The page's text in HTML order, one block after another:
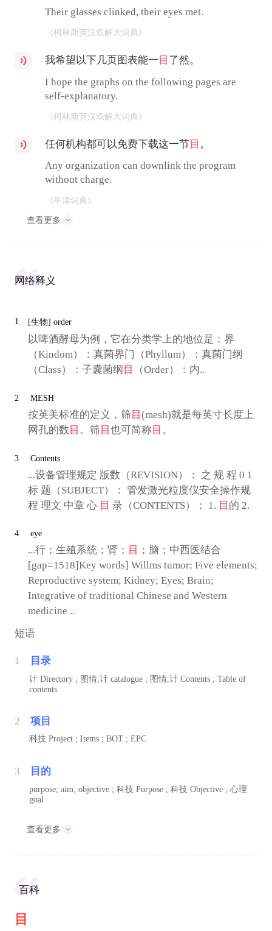
Their glasses clinked, their eyes met.
《柯林斯英汉双解大词典》
我希望以下几页图表能一 目 了然。
I hope the graphs on the following pages are
self-explanatory.
《柯林斯英汉双解大词典》
任何机构都可以免费下载这一节目 。
Any organization can downlink the program
without charge.
《牛津词典》
查看更多
网络释义
1 [生物] order
以啤酒酵母为例，它在分类学上的地位是：界
（Kindom）：真菌界门（Phyllum）：真菌门纲
（Class）：子囊菌纲 目 （Order）：内..
2 MESH
按英美标准的定义，筛目 (mesh)就是每英寸长度上
网孔的数 目 。筛目 也可简称目 。
3 Contents
...设备管理规定 版数（REVISION）： 之 规 程 0 1
标 题（SUBJECT）： 管发激光粒度仪安全操作规
程 理文 中章 心 目 录（CONTENTS）： 1. 目 的 2.
4 eye
...行；生殖系统；肾； 目 ；脑；中西医结合
[gap=1518]Key words] Willms tumor; Five elements;
Reproductive system; Kidney; Eyes; Brain;
Integrative of traditional Chinese and Western
medicine ..
短语
1 目录
计 Directory ; 图情,计 catalogue ; 图情,计 Contents ; Table of
contents
2 项目
科技 Project ; Items ; BOT ; EPC
3 目的
purpose; aim; objective ; 科技 Purpose ; 科技 Objective ; 心理
goal
查看更多
百科
目